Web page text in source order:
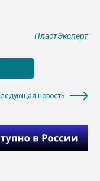
ПластЭксперт
новость